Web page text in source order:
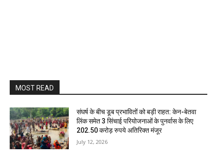
MOST READ
संघर्ष के बीच डूब प्रभावितों को बड़ी राहत: केन-बेतवा
लिंक समेत 3 सिंचाई परियोजनाओं के पुनर्वास के लिए
202.50 करोड़ रुपये अतिरिक्त मंजूर
July 12, 2026